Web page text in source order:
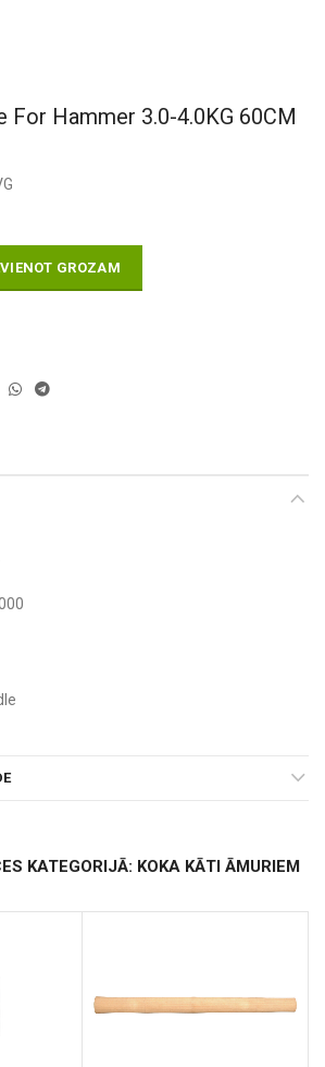
For Hammer 3.0-4.0KG 60CM
GROZAM
KATEGORIJĀ: KOKA KĀTI ĀMURIEM